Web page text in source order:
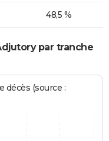
48,5 %
par tranche
décès (source :